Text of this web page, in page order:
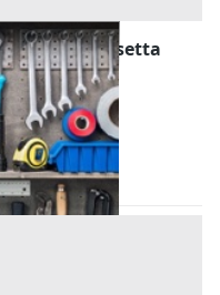
a Caltanissetta